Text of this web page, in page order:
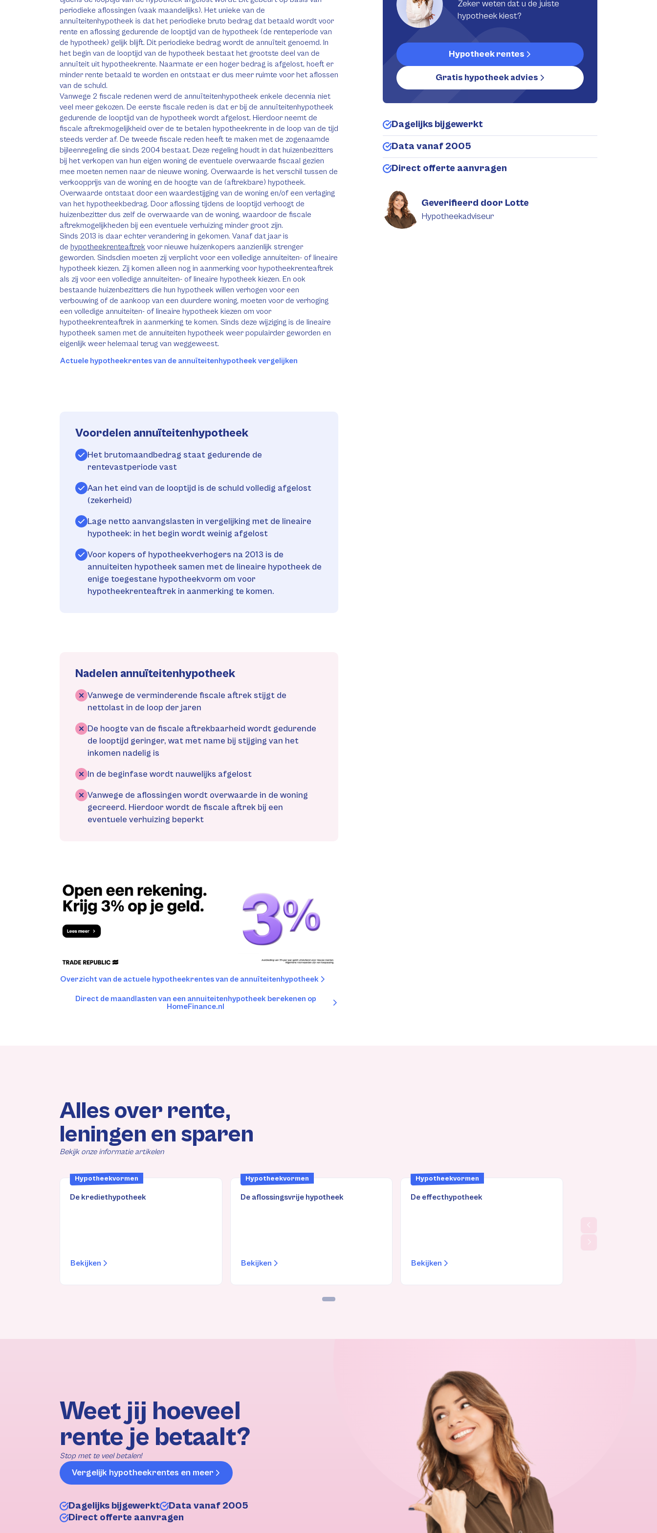
periodieke aflossingen (vaak maandelijks). Het unieke van de
annuïteitenhypotheek is dat het periodieke bruto bedrag dat betaald wordt voor
rente en aflossing gedurende de looptijd van de hypotheek (de renteperiode van
de hypotheek) gelijk blijft. Dit periodieke bedrag wordt de annuïteit genoemd. In
het begin van de looptijd van de hypotheek bestaat het grootste deel van de
annuïteit uit hypotheekrente. Naarmate er een hoger bedrag is afgelost, hoeft er
minder rente betaald te worden en ontstaat er dus meer ruimte voor het aflossen
van de schuld.
Vanwege 2 fiscale redenen werd de annuïteitenhypotheek enkele decennia niet
veel meer gekozen. De eerste fiscale reden is dat er bij de annuïteitenhypotheek
gedurende de looptijd van de hypotheek wordt afgelost. Hierdoor neemt de
fiscale aftrekmogelijkheid over de te betalen hypotheekrente in de loop van de tijd
steeds verder af. De tweede fiscale reden heeft te maken met de zogenaamde
bijleenregeling die sinds 2004 bestaat. Deze regeling houdt in dat huizenbezitters
bij het verkopen van hun eigen woning de eventuele overwaarde fiscaal gezien
mee moeten nemen naar de nieuwe woning. Overwaarde is het verschil tussen de
verkoopprijs van de woning en de hoogte van de (aftrekbare) hypotheek.
Overwaarde ontstaat door een waardestijging van de woning en/of een verlaging
van het hypotheekbedrag. Door aflossing tijdens de looptijd verhoogt de
huizenbezitter dus zelf de overwaarde van de woning, waardoor de fiscale
aftrekmogelijkheden bij een eventuele verhuizing minder groot zijn.
Sinds 2013 is daar echter verandering in gekomen. Vanaf dat jaar is
de hypotheekrenteaftrek voor nieuwe huizenkopers aanzienlijk strenger
geworden. Sindsdien moeten zij verplicht voor een volledige annuiteiten- of lineaire
hypotheek kiezen. Zij komen alleen nog in aanmerking voor hypotheekrenteaftrek
als zij voor een volledige annuiteiten- of lineaire hypotheek kiezen. En ook
bestaande huizenbezitters die hun hypotheek willen verhogen voor een
verbouwing of de aankoop van een duurdere woning, moeten voor de verhoging
een volledige annuiteiten- of lineaire hypotheek kiezen om voor
hypotheekrenteaftrek in aanmerking te komen. Sinds deze wijziging is de lineaire
hypotheek samen met de annuiteiten hypotheek weer populairder geworden en
eigenlijk weer helemaal terug van weggeweest.
Actuele hypotheekrentes van de annuïteitenhypotheek vergelijken
Voordelen annuïteitenhypotheek
Het brutomaandbedrag staat gedurende de
rentevastperiode vast
Aan het eind van de looptijd is de schuld volledig afgelost
(zekerheid)
Lage netto aanvangslasten in vergelijking met de lineaire
hypotheek: in het begin wordt weinig afgelost
Voor kopers of hypotheekverhogers na 2013 is de
annuiteiten hypotheek samen met de lineaire hypotheek de
enige toegestane hypotheekvorm om voor
hypotheekrenteaftrek in aanmerking te komen.
Nadelen annuïteitenhypotheek
Vanwege de verminderende fiscale aftrek stijgt de
nettolast in de loop der jaren
De hoogte van de fiscale aftrekbaarheid wordt gedurende
de looptijd geringer, wat met name bij stijging van het
inkomen nadelig is
In de beginfase wordt nauwelijks afgelost
Vanwege de aflossingen wordt overwaarde in de woning
gecreerd. Hierdoor wordt de fiscale aftrek bij een
eventuele verhuizing beperkt
Overzicht van de actuele hypotheekrentes van de annuïteitenhypotheek
Direct de maandlasten van een annuiteitenhypotheek berekenen op
HomeFinance.nl
Zeker weten dat u de juiste
hypotheek kiest?
Hypotheek rentes
Gratis hypotheek advies
Dagelijks bijgewerkt
Data vanaf 2005
Direct offerte aanvragen
Geverifieerd door Lotte
Hypotheekadviseur
Alles over rente,
leningen en sparen
Bekijk onze informatie artikelen
Hypotheekvormen
De krediethypotheek
Bekijken
Hypotheekvormen
De aflossingsvrije hypotheek
Bekijken
Hypotheekvormen
De effecthypotheek
Bekijken
Weet jij hoeveel
rente je betaalt?
Stop met te veel betalen!
Vergelijk hypotheekrentes en meer
Dagelijks bijgewerkt
Data vanaf 2005
Direct offerte aanvragen